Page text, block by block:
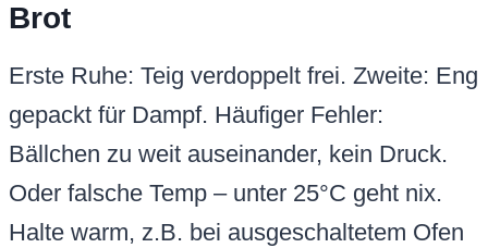
Brot
Erste Ruhe: Teig verdoppelt frei. Zweite: Eng
gepackt für Dampf. Häufiger Fehler:
Bällchen zu weit auseinander, kein Druck.
Oder falsche Temp – unter 25°C geht nix.
Halte warm, z.B. bei ausgeschaltetem Ofen